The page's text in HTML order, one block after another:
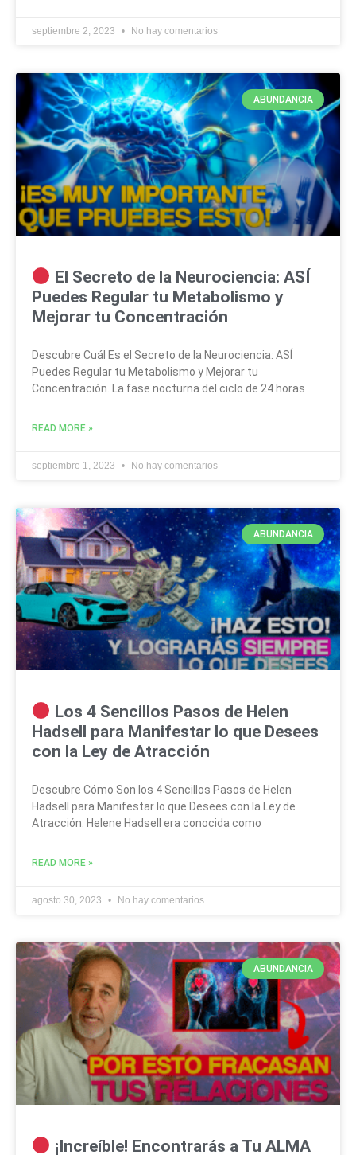
septiembre 2, 2023 No hay comentarios
ABUNDANCIA
El Secreto de la Neurociencia: ASÍ
Puedes Regular tu Metabolismo y
Mejorar tu Concentración
Descubre Cuál Es el Secreto de la Neurociencia: ASÍ
Puedes Regular tu Metabolismo y Mejorar tu
Concentración. La fase nocturna del ciclo de 24 horas
READ MORE »
septiembre 1, 2023 No hay comentarios
ABUNDANCIA
Los 4 Sencillos Pasos de Helen
Hadsell para Manifestar lo que Desees
con la Ley de Atracción
Descubre Cómo Son los 4 Sencillos Pasos de Helen
Hadsell para Manifestar lo que Desees con la Ley de
Atracción. Helene Hadsell era conocida como
READ MORE »
agosto 30, 2023 No hay comentarios
ABUNDANCIA
¡Increíble! Encontrarás a Tu ALMA